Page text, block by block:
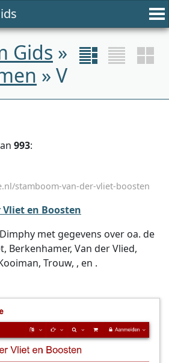
Gids »
» V
993:
stamboom-van-der-vliet-boosten
en Boosten
met gegevens over oa. de
Berkenhamer, Van der Vlied,
Trouw, , en .